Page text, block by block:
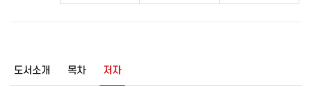
도서소개 목차 저자